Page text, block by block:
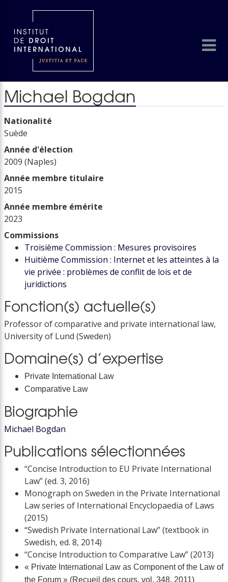
Michael Bogdan
Nationalité
Suède
Année d'élection
2009 (Naples)
Année membre titulaire
2015
Année membre émérite
2023
Commissions
Troisième Commission : Mesures provisoires
Huitième Commission : Internet et les atteintes à la
vie privée : problèmes de conflit de lois et de
juridictions
Fonction(s) actuelle(s)
Professor of comparative and private international law,
University of Lund (Sweden)
Domaine(s) d’expertise
Private International Law
Comparative Law
Biographie
Michael Bogdan
Publications sélectionnées
“Concise Introduction to EU Private International
Law” (ed. 3, 2016)
Monograph on Sweden in the Private International
Law series of International Encyclopaedia of Laws
(2015)
“Swedish Private International Law” (textbook in
Swedish, ed. 8, 2014)
“Concise Introduction to Comparative Law” (2013)
« Private International Law as Component of the Law of
the Forum » (Recueil des cours, vol. 348, 2011)